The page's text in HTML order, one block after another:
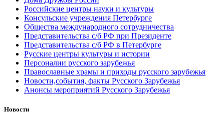
Российские центры науки и культуры
Консульские учреждения Петербурге
Общества международного сотрудничества
Представительства с/б РФ при Президенте
Представительства с/б РФ в Петербурге
Русские центры культуры и истории
Персоналии русского зарубежья
Православные храмы и приходы русского зарубежья
Новости,события, факты Русского Зарубежья
Анонсы мероприятий Русского Зарубежья
Новости